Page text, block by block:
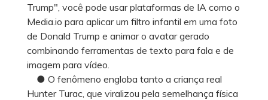
Trump", você pode usar plataformas de IA como o
Media.io para aplicar um filtro infantil em uma foto
de Donald Trump e animar o avatar gerado
combinando ferramentas de texto para fala e de
imagem para vídeo.
● O fenômeno engloba tanto a criança real
Hunter Turac, que viralizou pela semelhança física